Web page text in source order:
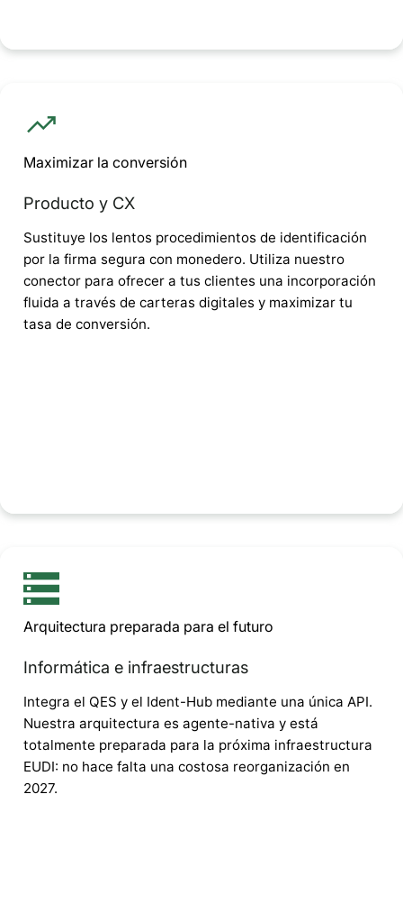
Maximizar la conversión
Producto y CX
Sustituye los lentos procedimientos de identificación
por la firma segura con monedero. Utiliza nuestro
conector para ofrecer a tus clientes una incorporación
fluida a través de carteras digitales y maximizar tu
tasa de conversión.
Arquitectura preparada para el futuro
Informática e infraestructuras
Integra el QES y el Ident-Hub mediante una única API.
Nuestra arquitectura es agente-nativa y está
totalmente preparada para la próxima infraestructura
EUDI: no hace falta una costosa reorganización en
2027.